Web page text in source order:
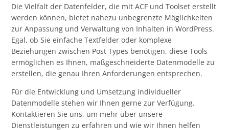
Die Vielfalt der Datenfelder, die mit ACF und Toolset erstellt
werden können, bietet nahezu unbegrenzte Möglichkeiten
zur Anpassung und Verwaltung von Inhalten in WordPress.
Egal, ob Sie einfache Textfelder oder komplexe
Beziehungen zwischen Post Types benötigen, diese Tools
ermöglichen es Ihnen, maßgeschneiderte Datenmodelle zu
erstellen, die genau Ihren Anforderungen entsprechen.
Für die Entwicklung und Umsetzung individueller
Datenmodelle stehen wir Ihnen gerne zur Verfügung.
Kontaktieren Sie uns, um mehr über unsere
Dienstleistungen zu erfahren und wie wir Ihnen helfen